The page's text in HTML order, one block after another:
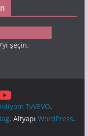
şeçin.
TvVEVO.
. Altyapı WordPress.